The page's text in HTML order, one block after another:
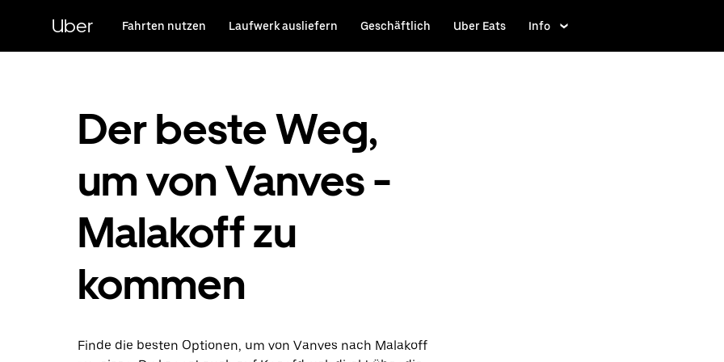
HauptinhaltUber Fahrten nutzen Laufwerk ausliefern Geschäftlich Uber Eats Info
Der beste Weg,
um von Vanves -
Malakoff zu
kommen
Finde die besten Optionen, um von Vanves nach Malakoff